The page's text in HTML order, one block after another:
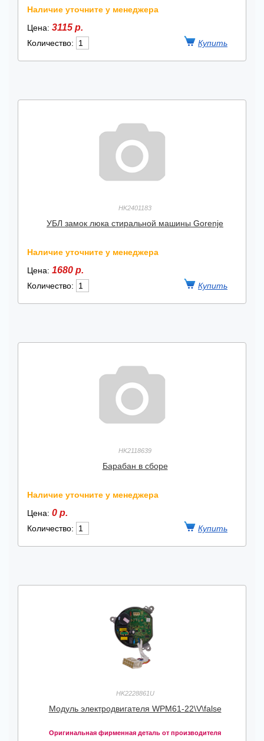
Наличие уточните у менеджера
Цена: 3115 р.
Количество:
HK2401183
УБЛ замок люка стиральной машины Gorenje
Наличие уточните у менеджера
Цена: 1680 р.
Количество:
HK2118639
Барабан в сборе
Наличие уточните у менеджера
Цена: 0 р.
Количество:
HK2228861U
Модуль электродвигателя WPM61-22\V\false
Оригинальная фирменная деталь от производителя